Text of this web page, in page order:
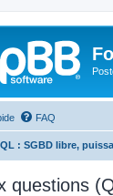
FAQ
: SGBD libre,
questions